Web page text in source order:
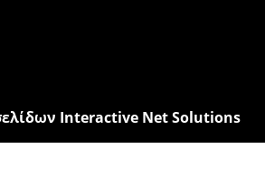
Interactive Net Solutions